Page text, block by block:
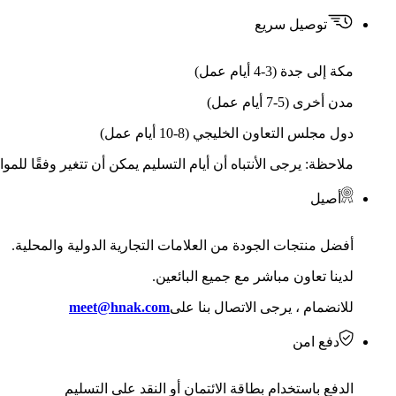
توصيل سريع
مكة إلى جدة (3-4 أيام عمل)
مدن أخرى (5-7 أيام عمل)
دول مجلس التعاون الخليجي (8-10 أيام عمل)
ملاحظة: يرجى الأنتباه أن أيام التسليم يمكن أن تتغير وفقًا
أصيل
أفضل منتجات الجودة من العلامات التجارية الدولية والمحلية.
لدينا تعاون مباشر مع جميع البائعين.
للانضمام ، يرجى الاتصال بنا علىmeet@hnak.com
دفع امن
الدفع باستخدام بطاقة الائتمان أو النقد على التسليم